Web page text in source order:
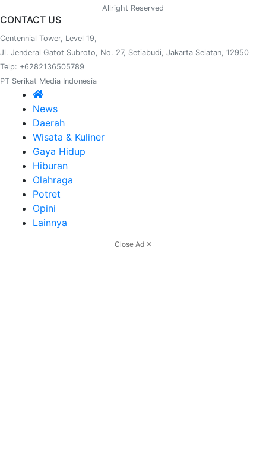
Allright Reserved
CONTACT US
Centennial Tower, Level 19,
Jl. Jenderal Gatot Subroto, No. 27, Setiabudi, Jakarta Selatan, 12950
Telp: +6282136505789
PT Serikat Media Indonesia
News
Daerah
Wisata & Kuliner
Gaya Hidup
Hiburan
Olahraga
Potret
Opini
Lainnya
Close Ad ✕